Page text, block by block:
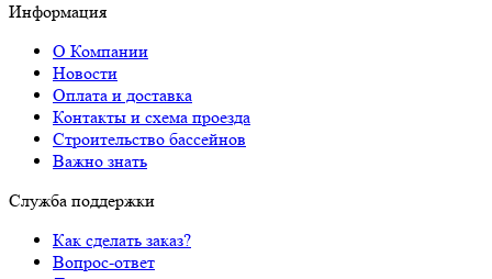
Информация
О Компании
Новости
Оплата и доставка
Контакты и схема проезда
Строительство бассейнов
Важно знать
Служба поддержки
Как сделать заказ?
Вопрос-ответ